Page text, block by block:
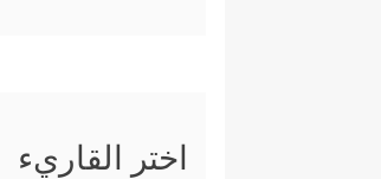
اختر القاريء